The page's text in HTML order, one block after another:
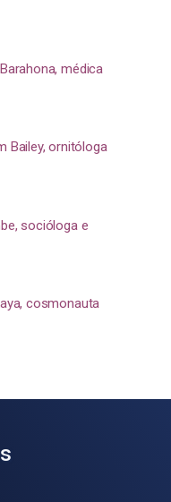
médica
Bailey, ornitóloga
socióloga e
cosmonauta